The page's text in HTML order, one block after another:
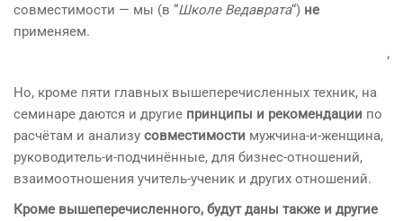
совместимости — мы (в “Школе Ведаврата“) не
применяем.
‘
Но, кроме пяти главных вышеперечисленных техник, на
семинаре даются и другие принципы и рекомендации по
расчётам и анализу совместимости мужчина-и-женщина,
руководитель-и-подчинённые, для бизнес-отношений,
взаимоотношения учитель-ученик и других отношений.
Кроме вышеперечисленного, будут даны также и другие